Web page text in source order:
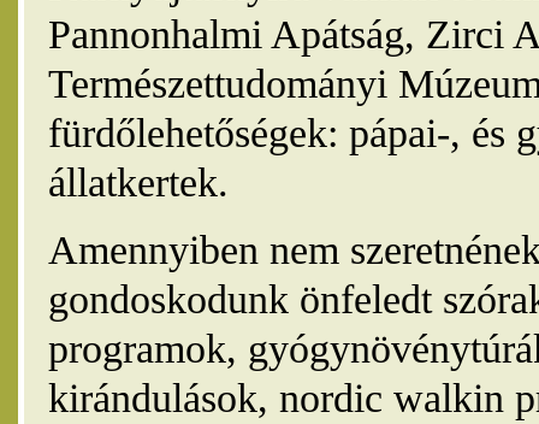
Pannonhalmi Apátság, Zirci
Természettudományi
fürdőlehetőségek: pápai-, és
állatkertek.
Amennyiben nem
gondoskodunk önfeledt
programok,
kirándulások, nordic walkin